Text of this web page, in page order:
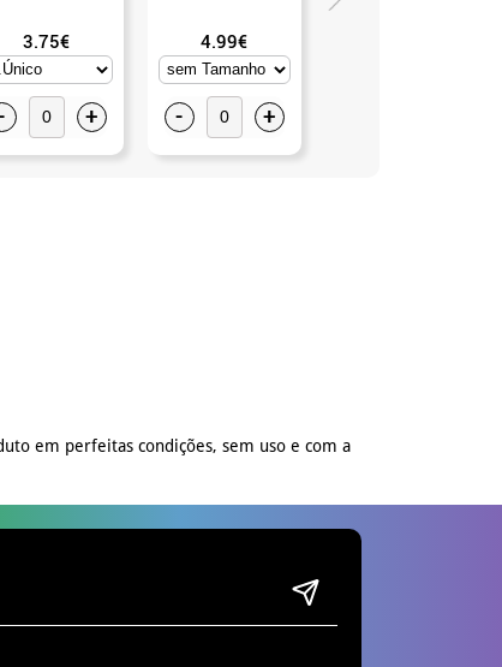
3.75€
+
4.99€
- +
em perfeitas condições, sem uso e com a